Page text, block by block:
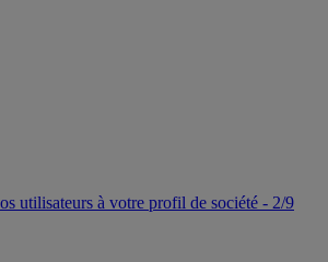
utilisateurs à votre profil de société - 2/9